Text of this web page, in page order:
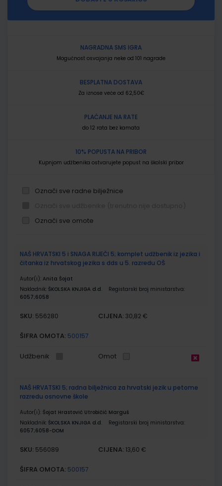
NAGRADNA SMS IGRA
Mogućnost osvajanja neke od 101 nagrade
BESPLATNA DOSTAVA
Za iznose veće od 62,50€
PLAĆANJE NA RATE
do 12 rata bez kamata
10% POPUSTA NA PRIBOR
Kupnjom udžbenika ostvarujete popust na školski pribor
Označi sve radne bilježnice
Označi sve omote
proizvodi
NAŠ HRVATSKI 5 i SNAGA RIJEČI 5; komplet udžbenik iz jezika i
čitanka iz hrvatskog jezika s dds u 5. razredu OŠ
Autor(i): Anita Šojat
Nakladnik: ŠKOLSKA KNJIGA d.d.
Registarski broj ministarstva:
6057;6058
SKU: 556280 CIJENA: 30,82 €
ŠIFRA OMOTA: 500157
Udžbenik Omot
NAŠ HRVATSKI 5; radna bilježnica za hrvatski jezik u petome
razredu osnovne škole
Autor(i): Šojat Hrastović Utrobičić Marguš
Nakladnik: ŠKOLSKA KNJIGA d.d.
Registarski broj ministarstva:
6057;6058-DOM
SKU: 556089 CIJENA: 13,60 €
ŠIFRA OMOTA: 500157